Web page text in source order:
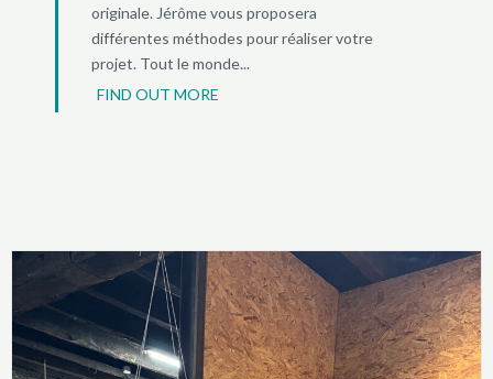
originale. Jérôme vous proposera
différentes méthodes pour réaliser votre
projet. Tout le monde...
FIND OUT MORE